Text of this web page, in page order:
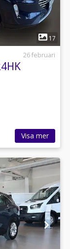
17
26 februari
Visa mer